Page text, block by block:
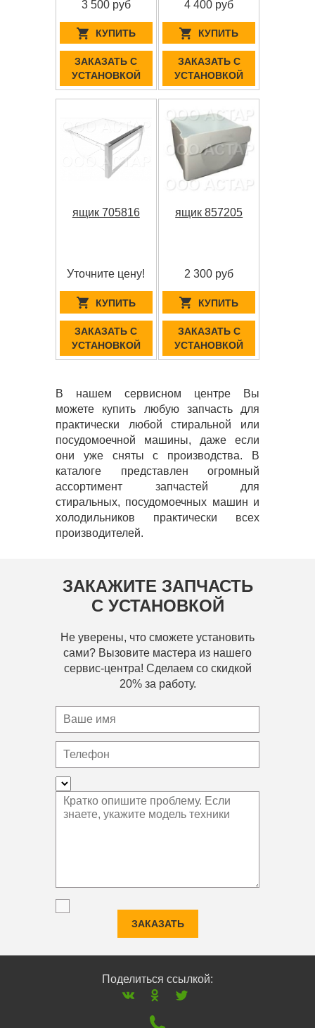
3 500 руб
КУПИТЬ
ЗАКАЗАТЬ С
УСТАНОВКОЙ
4 400 руб
КУПИТЬ
ЗАКАЗАТЬ С
УСТАНОВКОЙ
ящик 705816
Уточните цену!
КУПИТЬ
ЗАКАЗАТЬ С
УСТАНОВКОЙ
ящик 857205
2 300 руб
КУПИТЬ
ЗАКАЗАТЬ С
УСТАНОВКОЙ
В нашем сервисном центре Вы
можете купить любую запчасть для
практически любой стиральной или
посудомоечной машины, даже если
они уже сняты с производства. В
каталоге представлен огромный
ассортимент запчастей для
стиральных, посудомоечных машин и
холодильников практически всех
производителей.
ЗАКАЖИТЕ ЗАПЧАСТЬ
С УСТАНОВКОЙ
Не уверены, что сможете установить
сами? Вызовите мастера из нашего
сервис-центра! Сделаем со скидкой
20% за работу.
ЗАКАЗАТЬ
Поделиться ссылкой: